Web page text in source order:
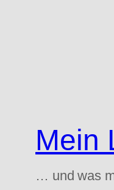
Mein
… und was